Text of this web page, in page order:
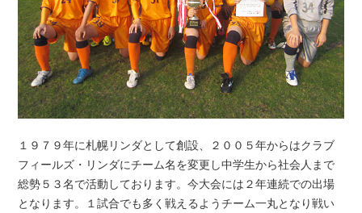
１９７９年に札幌リンダとして創設、２００５年からはクラブ
フィールズ・リンダにチーム名を変更し中学生から社会人まで
総勢５３名で活動しております。今大会には２年連続での出場
となります。１試合でも多く戦えるようチーム一丸となり戦い